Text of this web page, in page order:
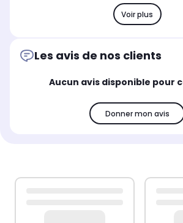
Voir plus
Les avis de nos clients
Aucun avis disponible pour
Donner mon avis